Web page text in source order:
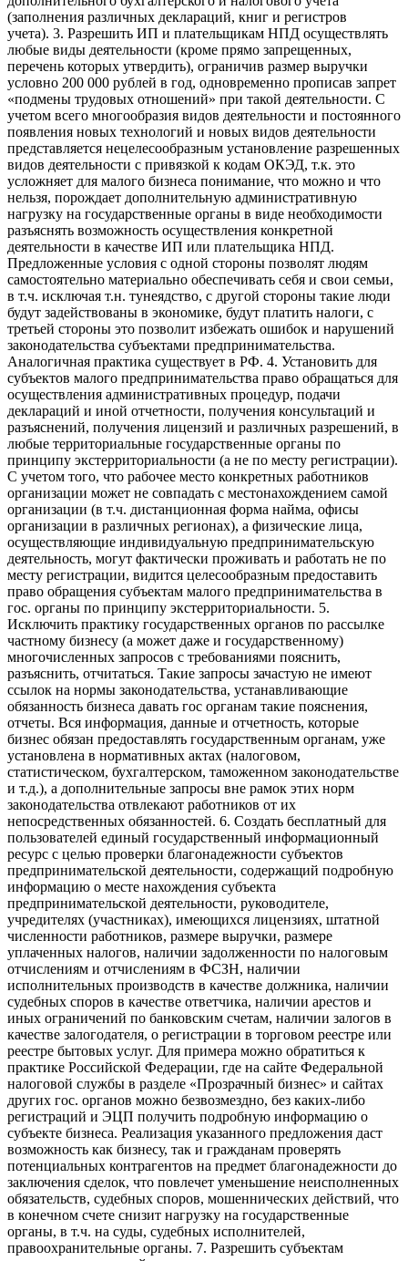
(заполнения различных деклараций, книг и регистров
учета). 3. Разрешить ИП и плательщикам НПД осуществлять
любые виды деятельности (кроме прямо запрещенных,
перечень которых утвердить), ограничив размер выручки
условно 200 000 рублей в год, одновременно прописав запрет
«подмены трудовых отношений» при такой деятельности. С
учетом всего многообразия видов деятельности и постоянного
появления новых технологий и новых видов деятельности
представляется нецелесообразным установление разрешенных
видов деятельности с привязкой к кодам ОКЭД, т.к. это
усложняет для малого бизнеса понимание, что можно и что
нельзя, порождает дополнительную административную
нагрузку на государственные органы в виде необходимости
разъяснять возможность осуществления конкретной
деятельности в качестве ИП или плательщика НПД.
Предложенные условия с одной стороны позволят людям
самостоятельно материально обеспечивать себя и свои семьи,
в т.ч. исключая т.н. тунеядство, с другой стороны такие люди
будут задействованы в экономике, будут платить налоги, с
третьей стороны это позволит избежать ошибок и нарушений
законодательства субъектами предпринимательства.
Аналогичная практика существует в РФ. 4. Установить для
субъектов малого предпринимательства право обращаться для
осуществления административных процедур, подачи
деклараций и иной отчетности, получения консультаций и
разъяснений, получения лицензий и различных разрешений, в
любые территориальные государственные органы по
принципу экстерриториальности (а не по месту регистрации).
С учетом того, что рабочее место конкретных работников
организации может не совпадать с местонахождением самой
организации (в т.ч. дистанционная форма найма, офисы
организации в различных регионах), а физические лица,
осуществляющие индивидуальную предпринимательскую
деятельность, могут фактически проживать и работать не по
месту регистрации, видится целесообразным предоставить
право обращения субъектам малого предпринимательства в
гос. органы по принципу экстерриториальности. 5.
Исключить практику государственных органов по рассылке
частному бизнесу (а может даже и государственному)
многочисленных запросов с требованиями пояснить,
разъяснить, отчитаться. Такие запросы зачастую не имеют
ссылок на нормы законодательства, устанавливающие
обязанность бизнеса давать гос органам такие пояснения,
отчеты. Вся информация, данные и отчетность, которые
бизнес обязан предоставлять государственным органам, уже
установлена в нормативных актах (налоговом,
статистическом, бухгалтерском, таможенном законодательстве
и т.д.), а дополнительные запросы вне рамок этих норм
законодательства отвлекают работников от их
непосредственных обязанностей. 6. Создать бесплатный для
пользователей единый государственный информационный
ресурс с целью проверки благонадежности субъектов
предпринимательской деятельности, содержащий подробную
информацию о месте нахождения субъекта
предпринимательской деятельности, руководителе,
учредителях (участниках), имеющихся лицензиях, штатной
численности работников, размере выручки, размере
уплаченных налогов, наличии задолженности по налоговым
отчислениям и отчислениям в ФСЗН, наличии
исполнительных производств в качестве должника, наличии
судебных споров в качестве ответчика, наличии арестов и
иных ограничений по банковским счетам, наличии залогов в
качестве залогодателя, о регистрации в торговом реестре или
реестре бытовых услуг. Для примера можно обратиться к
практике Российской Федерации, где на сайте Федеральной
налоговой службы в разделе «Прозрачный бизнес» и сайтах
других гос. органов можно безвозмездно, без каких-либо
регистраций и ЭЦП получить подробную информацию о
субъекте бизнеса. Реализация указанного предложения даст
возможность как бизнесу, так и гражданам проверять
потенциальных контрагентов на предмет благонадежности до
заключения сделок, что повлечет уменьшение неисполненных
обязательств, судебных споров, мошеннических действий, что
в конечном счете снизит нагрузку на государственные
органы, в т.ч. на суды, судебных исполнителей,
правоохранительные органы. 7. Разрешить субъектам